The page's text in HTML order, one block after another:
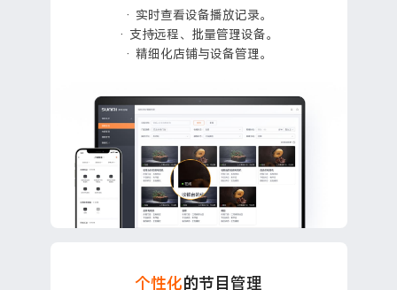
· 实时查看设备播放记录。
· 支持远程、批量管理设备。
· 精细化店铺与设备管理。
个性化的节目管理